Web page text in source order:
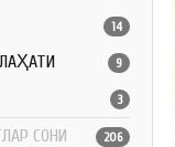
14
9
3
СОНИ 206